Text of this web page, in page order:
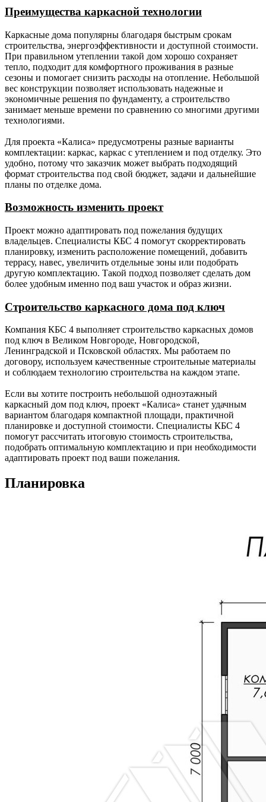
покрытие.
волновой).
Свесы
крыши.
-
Доска сухая калиброванная
строганная 20х120 мм.
Окна. -
Стеклопакеты
двухкамерные Rehau 70
профиль (согласно
проекту), москитные сетки,
подоконники, водоотливы.
Наличники снаружи - сухая
калиброванная доска
20х120 мм.
Дверь
-
(производство Россия).
Утепление
(наружные
стены,
внутренние
несущие).
-
150 мм (для каркаса с
толщиной наружной стены
150 мм); 200 мм (для
каркаса с толщиной
наружной стены 200 мм).
пола,
толщиной наружной стены
каркаса с толщиной
наружной стены 200 мм).
Утепление
перегородок.
-
100 мм Роквул (или аналог),
пароизоляция по верх
утеплителя Ондутис В (или
аналог) с двух сторон
поверх утеплителя, контр
обрешётка из бруска 30 х 50
мм.
Внутренняя
отделка
- -
Шпунтованная
Вагонка
категории
фурнитуры).
Преимущества каркасной технологии
Каркасные дома популярны благодаря быстрым срокам
строительства, энергоэффективности и доступной стоимости.
При правильном утеплении такой дом хорошо сохраняет
тепло, подходит для комфортного проживания в разные
сезоны и помогает снизить расходы на отопление. Небольшой
вес конструкции позволяет использовать надежные и
экономичные решения по фундаменту, а строительство
занимает меньше времени по сравнению со многими другими
технологиями.
Для проекта «Калиса» предусмотрены разные варианты
комплектации: каркас, каркас с утеплением и под отделку. Это
удобно, потому что заказчик может выбрать подходящий
формат строительства под свой бюджет, задачи и дальнейшие
планы по отделке дома.
Возможность изменить проект
Проект можно адаптировать под пожелания будущих
владельцев. Специалисты КБС 4 помогут скорректировать
планировку, изменить расположение помещений, добавить
террасу, навес, увеличить отдельные зоны или подобрать
другую комплектацию. Такой подход позволяет сделать дом
более удобным именно под ваш участок и образ жизни.
Строительство каркасного дома под ключ
Компания КБС 4 выполняет строительство каркасных домов
под ключ в Великом Новгороде, Новгородской,
Ленинградской и Псковской областях. Мы работаем по
договору, используем качественные строительные материалы
и соблюдаем технологию строительства на каждом этапе.
Если вы хотите построить небольшой одноэтажный
каркасный дом под ключ, проект «Калиса» станет удачным
вариантом благодаря компактной площади, практичной
планировке и доступной стоимости. Специалисты КБС 4
помогут рассчитать итоговую стоимость строительства,
подобрать оптимальную комплектацию и при необходимости
адаптировать проект под ваши пожелания.
Планировка